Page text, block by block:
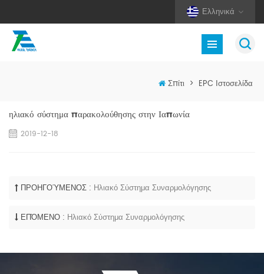
Ελληνικά
Σπίτι > EPC Ιστοσελίδα
ηλιακό σύστημα παρακολούθησης στην Ιαπωνία
2019-12-18
ΠΡΟΗΓΟΎΜΕΝΟΣ : Ηλιακό Σύστημα Συναρμολόγησης
ΕΠΌΜΕΝΟ : Ηλιακό Σύστημα Συναρμολόγησης